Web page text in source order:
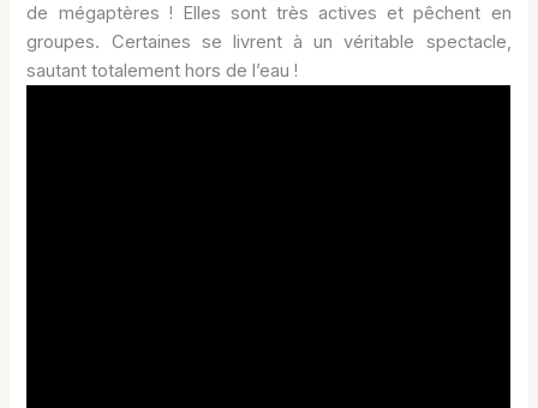
de mégaptères ! Elles sont très actives et pêchent en
groupes. Certaines se livrent à un véritable spectacle,
sautant totalement hors de l’eau !